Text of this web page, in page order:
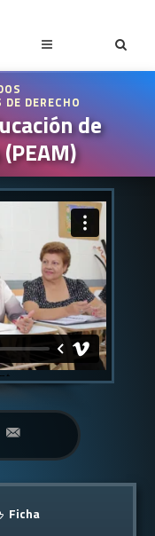
DERECHO
de
Ficha